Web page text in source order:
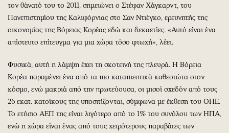
τον θάνατό του το 2011, σημειώνει ο Στέφαν Χάγκαρντ, του
Πανεπιστημίου της Καλιφόρνιας στο Σαν Ντιέγκο, ερευνητής της
οικονομίας της Βόρειας Κορέας εδώ και δεκαετίες. «Αυτό είναι ένα
απίστευτο επίτευγμα για μια χώρα τόσο φτωχή», λέει.
Φυσικά, αυτή η λάμψη έχει τη σκοτεινή της πλευρά. Η Βόρεια
Κορέα παραμένει ένα από τα πιο καταπιεστικά καθεστώτα στον
κόσμο, ενώ μακριά από την πρωτεύουσα, οι μισοί σχεδόν από τους
26 εκατ. κατοίκους της υποσιτίζονται, σύμφωνα με έκθεση του ΟΗΕ.
Το ετήσιο ΑΕΠ της είναι λιγότερο από το 1% του συνόλου των ΗΠΑ,
ενώ η χώρα είναι ένας από τους χειρότερους παραβάτες των